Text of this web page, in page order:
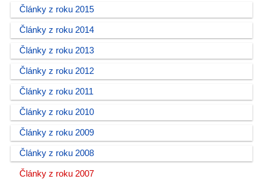
Články z roku 2015
Články z roku 2014
Články z roku 2013
Články z roku 2012
Články z roku 2011
Články z roku 2010
Články z roku 2009
Články z roku 2008
Články z roku 2007